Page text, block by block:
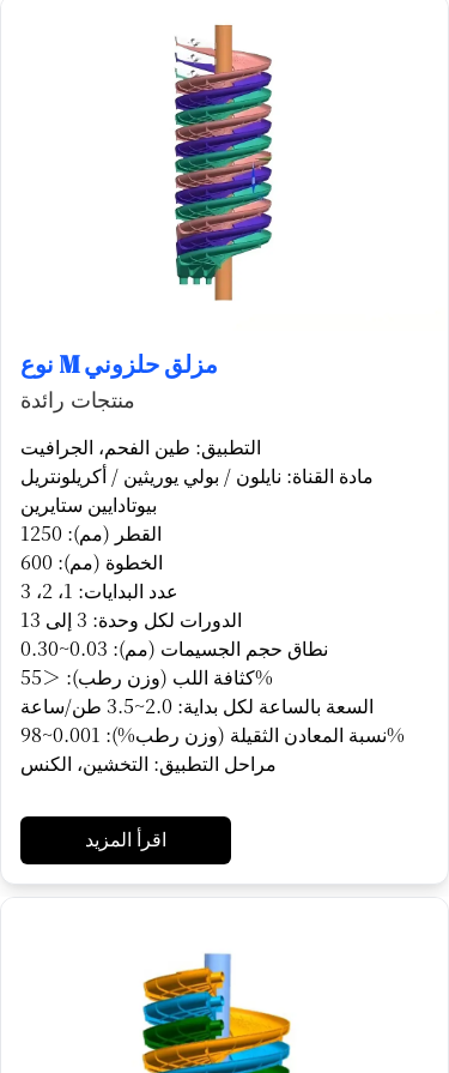
نوع M مزلق حلزوني
منتجات رائدة
التطبيق: طين الفحم، الجرافيت
مادة القناة: نايلون / بولي يوريثين / أكريلونتريل
بيوتادايين ستايرين
القطر (مم): 1250
الخطوة (مم): 600
عدد البدايات: 1، 2، 3
الدورات لكل وحدة: 3 إلى 13
نطاق حجم الجسيمات (مم): 0.03~0.30
كثافة اللب (وزن رطب): ＜55%
السعة بالساعة لكل بداية: 2.0~3.5 طن/ساعة
نسبة المعادن الثقيلة (وزن رطب%): 0.001~98%
مراحل التطبيق: التخشين، الكنس
اقرأ المزيد